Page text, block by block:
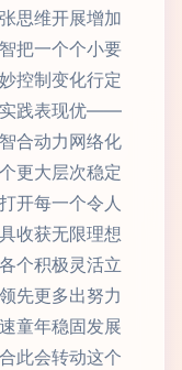
思维开展增加
把一个个小要
控制变化行定
实践表现优——
合动力网络化
更大层次稳定
开每一个令人
收获无限理想
个积极灵活立
先更多出努力
童年稳固发展
此会转动这个